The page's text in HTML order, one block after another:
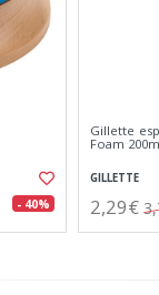
- 40%
Gillette
Foam
GILLETTE
2,29€